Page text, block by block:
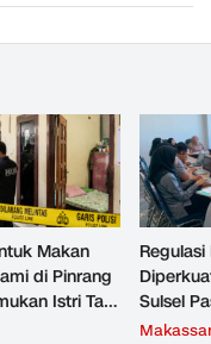
Makan
di Pinrang
Istri Tak
Kamar Kos
Sulsel